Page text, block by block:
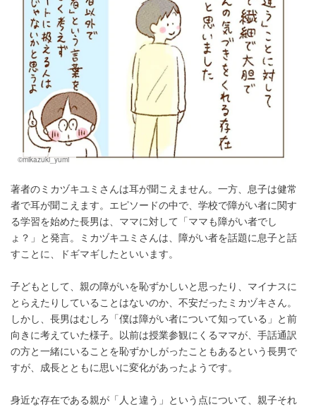
©mikazuki_yumi
著者のミカヅキユミさんは耳が聞こえません。一方、息子は健常
者で耳が聞こえます。エピソードの中で、学校で障がい者に関す
る学習を始めた長男は、ママに対して「ママも障がい者でし
ょ？」と発言。ミカヅキユミさんは、障がい者を話題に息子と話
すことに、ドギマギしたといいます。
子どもとして、親の障がいを恥ずかしいと思ったり、マイナスに
とらえたりしていることはないのか、不安だったミカヅキさん。
しかし、長男はむしろ「僕は障がい者について知っている」と前
向きに考えていた様子。以前は授業参観にくるママが、手話通訳
の方と一緒にいることを恥ずかしがったこともあるという長男で
すが、成長とともに思いに変化があったようです。
身近な存在である親が「人と違う」という点について、親子それ